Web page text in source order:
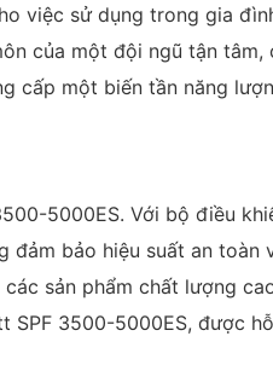
việc sử dụng trong gia
của một đội ngũ tận
cấp một biến tần năng
5000ES. Với bộ điều
bảo hiệu suất an
sản phẩm chất lượng
3500-5000ES, được